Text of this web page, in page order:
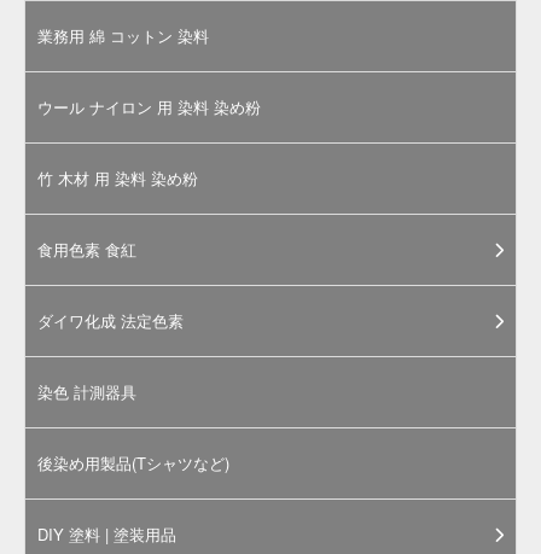
工織物などのマーキングには、太字をお勧めいたし
ペンを垂直に持ち、軽く押しつけてマーキングして
さい。
マーキングした箇所に重ね折りすると、転色するこ
とがありますので注意してください。
品質有効期限は、生産日より一年とします。
安全上の注意は下部の記載をご参照ください。